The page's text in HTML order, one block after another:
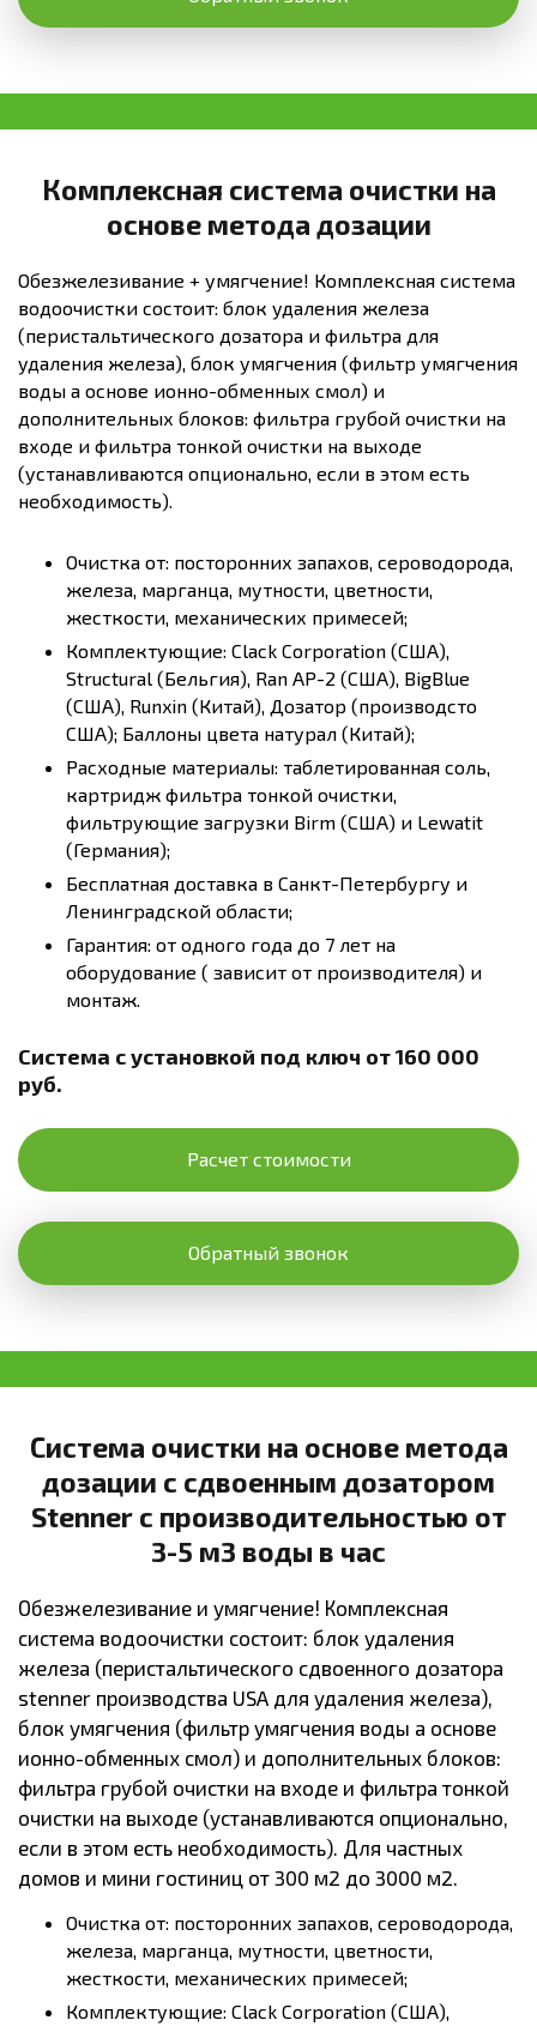
Комплексная система очистки на
основе метода дозации
Обезжелезивание + умягчение! Комплексная система
водоочистки состоит: блок удаления железа
(перистальтического дозатора и фильтра для
удаления железа), блок умягчения (фильтр умягчения
воды а основе ионно-обменных смол) и
дополнительных блоков: фильтра грубой очистки на
входе и фильтра тонкой очистки на выходе
(устанавливаются опционально, если в этом есть
необходимость).
Очистка от: посторонних запахов, сероводорода,
железа, марганца, мутности, цветности,
жесткости, механических примесей;
Комплектующие: Clack Corporation (США),
Structural (Бельгия), Ran AP-2 (США), BigBlue
(США), Runxin (Китай), Дозатор (производсто
США); Баллоны цвета натурал (Китай);
Расходные материалы: таблетированная соль,
картридж фильтра тонкой очистки,
фильтрующие загрузки Birm (США) и Lewatit
(Германия);
Бесплатная доставка в Санкт-Петербургу и
Ленинградской области;
Гарантия: от одного года до 7 лет на
оборудование ( зависит от производителя) и
монтаж.
Система с установкой под ключ от 160 000
руб.
Расчет стоимости
Обратный звонок
Система очистки на основе метода
дозации с сдвоенным дозатором
Stenner с производительностью от
3-5 м3 воды в час
Обезжелезивание и умягчение! Комплексная
система водоочистки состоит: блок удаления
железа (перистальтического сдвоенного дозатора
stenner производства USA для удаления железа),
блок умягчения (фильтр умягчения воды а основе
ионно-обменных смол) и дополнительных блоков:
фильтра грубой очистки на входе и фильтра тонкой
очистки на выходе (устанавливаются опционально,
если в этом есть необходимость). Для частных
домов и мини гостиниц от 300 м2 до 3000 м2.
Очистка от: посторонних запахов, сероводорода,
железа, марганца, мутности, цветности,
жесткости, механических примесей;
Комплектующие: Clack Corporation (США),